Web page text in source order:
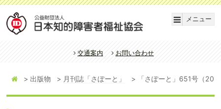
メニュー
交通案内 お問い合わせ
出版物 月刊誌「さぽーと」 「さぽーと」651号（